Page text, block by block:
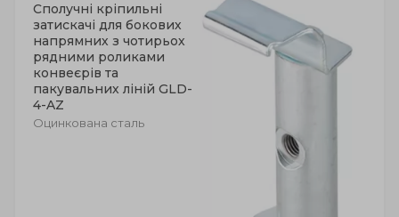
Сполучні кріпильні
затискачі для бокових
напрямних з чотирьох
рядними роликами
конвеєрів та
пакувальних ліній GLD-
4-AZ
Оцинкована сталь